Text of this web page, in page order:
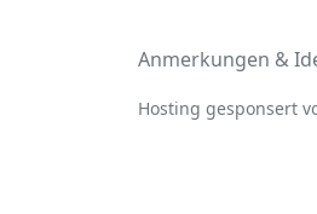
Anmerkungen &
Hosting gesponsert